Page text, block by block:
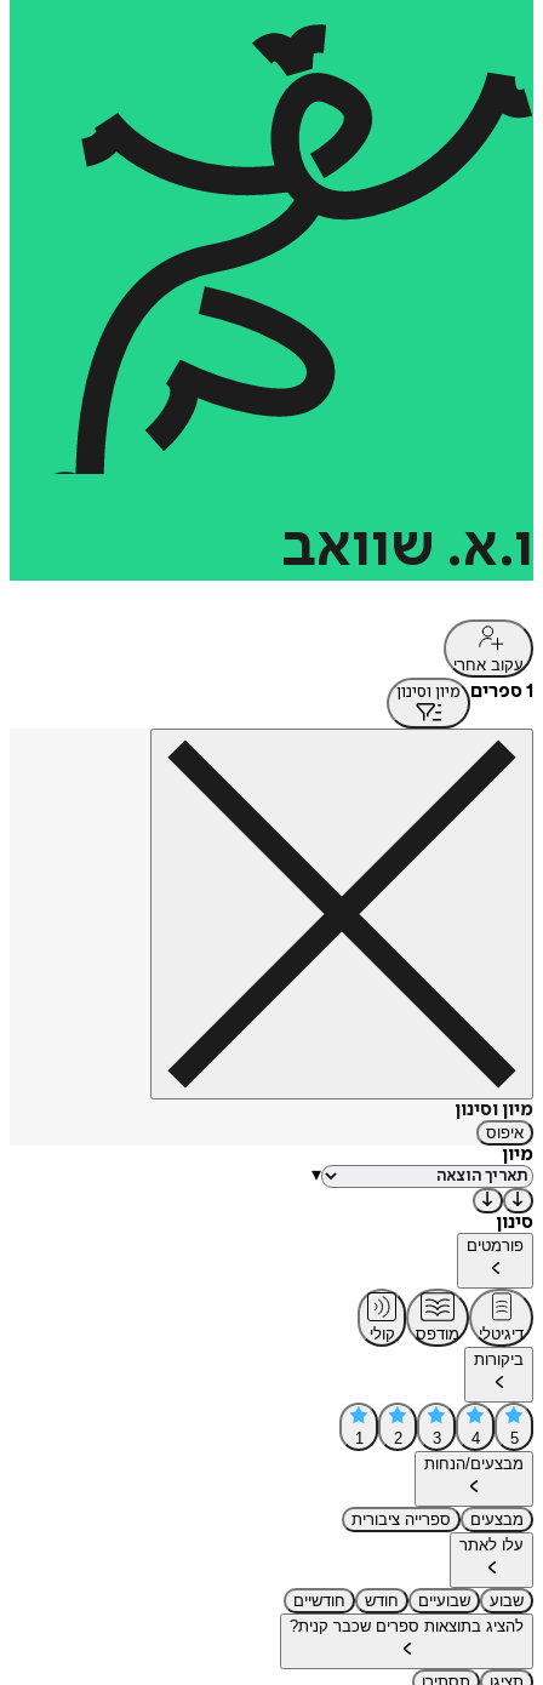
ו.א. שוואב
עקוב אחרי
1 ספרים מיון וסינון
מיון וסינון
איפוס
מיון
▾
סינון
פורמטים
דיגיטלי מודפס
קולי
ביקורות
5
4
3
2
1
מבצעים/הנחות
מבצעים
ספרייה ציבורית
עלו לאתר
שבוע שבועיים חודש
חודשיים
להציג בתוצאות ספרים שכבר קנית?